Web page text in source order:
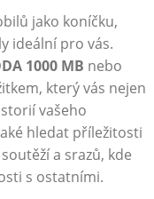
jako koníčku,
ideální pro vás.
1000 MB nebo
který vás nejen
vašeho
hledat příležitosti
a srazů, kde
s ostatními.